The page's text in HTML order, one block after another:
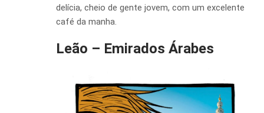
delícia, cheio de gente jovem, com um excelente
café da manha.
Leão – Emirados Árabes